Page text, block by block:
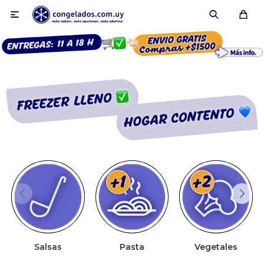

Salsas Pasta Vegetales
Smoothies
Fruta congelada
Pulpas
Pizzas